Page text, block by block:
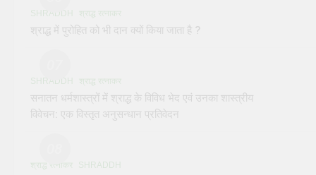
SHRADDH श्राद्ध रत्नाकर
श्राद्ध में पुरोहित को भी दान क्यों किया जाता है ?
SHRADDH श्राद्ध रत्नाकर
सनातन धर्मशास्त्रों में श्राद्ध के विविध भेद एवं उनका शास्त्रीय
विवेचन: एक विस्तृत अनुसन्धान प्रतिवेदन
श्राद्ध रत्नाकर SHRADDH